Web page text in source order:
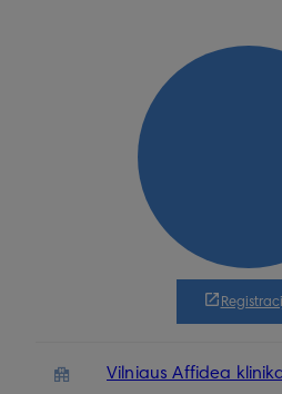
Vilniaus Affidea